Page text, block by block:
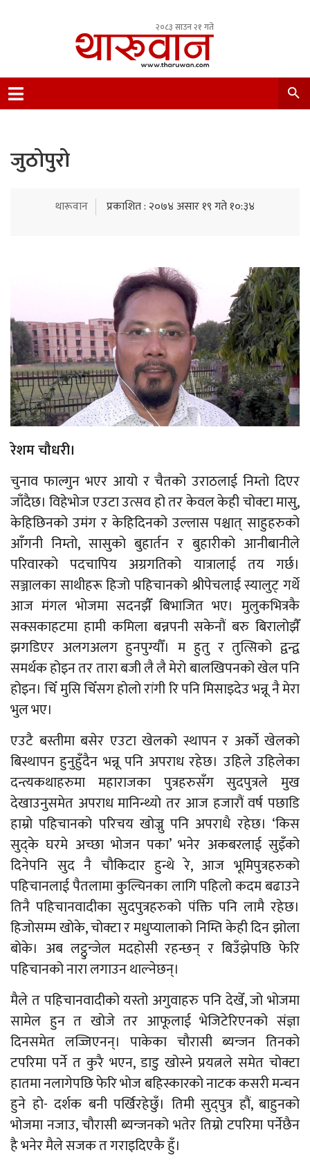
२०८३ साउन २१ गते
Nepal.
जुठोपुरो
थारूवान प्रकाशित : २०७४ असार १९ गते १०:३४
रेशम चौधरी।
चुनाव फाल्गुन भएर आयो र चैतको उराठलाई निम्तो दिएर
जाँदैछ। विहेभोज एउटा उत्सव हो तर केवल केही चोक्टा मासु,
केहिछिनको उमंग र केहिदिनको उल्लास पश्चात् साहुहरुको
आँगनी निम्तो, सासुको बुहार्तन र बुहारीको आनीबानीले
परिवारको पदचापिय अग्रगतिको यात्रालाई तय गर्छ।
सञ्जालका साथीहरू हिजो पहिचानको श्रीपेचलाई स्यालुट् गर्थे
आज मंगल भोजमा सदनझैँ बिभाजित भए। मुलुकभित्रकै
सक्सकाहटमा हामी कमिला बन्नपनी सकेनौं बरु बिरालोझैँ
झगडिएर अलगअलग हुनपुग्यौँ। म हुतु र तुत्सिको द्वन्द्व
समर्थक होइन तर तारा बजी लै लै मेरो बालखिपनको खेल पनि
होइन। चिँ मुसि चिँसग होलो रांगी रि पनि मिसाइदेउ भन्नू नै मेरा
भुल भए।
एउटै बस्तीमा बसेर एउटा खेलको स्थापन र अर्को खेलको
बिस्थापन हुनुहुँदैन भन्नू पनि अपराध रहेछ। उहिले उहिलेका
दन्त्यकथाहरुमा महाराजका पुत्रहरुसँग सुदपुत्रले मुख
देखाउनुसमेत अपराध मानिन्थ्यो तर आज हजारौं वर्ष पछाडि
हाम्रो पहिचानको परिचय खोज्नु पनि अपराधै रहेछ। ‘किस
सुद्के घरमे अच्छा भोजन पका’ भनेर अकबरलाई सुइँको
दिनेपनि सुद नै चौकिदार हुन्थे रे, आज भूमिपुत्रहरुको
पहिचानलाई पैतलामा कुल्चिनका लागि पहिलो कदम बढाउने
तिनै पहिचानवादीका सुदपुत्रहरुको पंक्ति पनि लामै रहेछ।
हिजोसम्म खोके, चोक्टा र मधुप्यालाको निम्ति केही दिन झोला
बोके। अब लट्ठुन्जेल मदहोसी रहन्छन् र बिउँझेपछि फेरि
पहिचानको नारा लगाउन थाल्नेछन्।
मैले त पहिचानवादीको यस्तो अगुवाहरु पनि देखेँ, जो भोजमा
सामेल हुन त खोजे तर आफूलाई भेजिटेरिएनको संज्ञा
दिनसमेत लज्जिएनन्। पाकेका चौरासी ब्यन्जन तिनको
टपरिमा पर्ने त कुरै भएन, डाडु खोस्ने प्रयत्नले समेत चोक्टा
हातमा नलागेपछि फेरि भोज बहिस्कारको नाटक कसरी मन्चन
हुने हो- दर्शक बनी पर्खिरहेछुँ। तिमी सुद्पुत्र हौं, बाहुनको
भोजमा नजाउ, चौरासी ब्यन्जनको भतेर तिम्रो टपरिमा पर्नेछैन
है भनेर मैले सजक त गराइदिएकै हुँ।